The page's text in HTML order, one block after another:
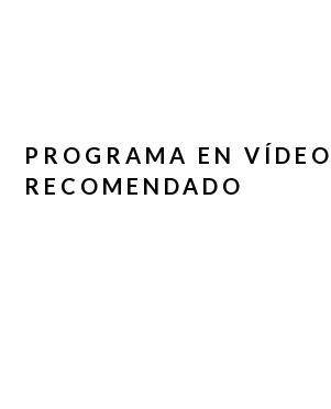
PROGRAMA EN VÍDEO
RECOMENDADO